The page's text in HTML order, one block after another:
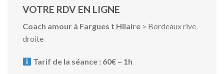
VOTRE RDV EN LIGNE
Coach amour à Fargues t Hilaire > Bordeaux rive
droite
Tarif de la séance : 60€ – 1h